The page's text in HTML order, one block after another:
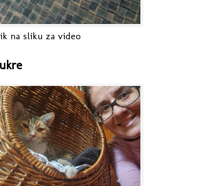
na sliku za video